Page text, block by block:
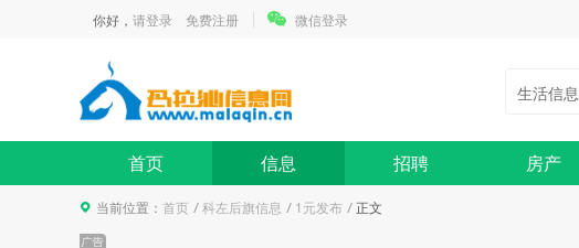
你好， 请登录 免费注册 微信登录
生活信息
首页 信息 招聘 房产
当前位置： 首页 科左后旗信息 1元发布 正文